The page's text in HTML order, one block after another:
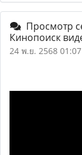
Просмотр
Кинопоиск
24 พ.ย. 2568 01:07